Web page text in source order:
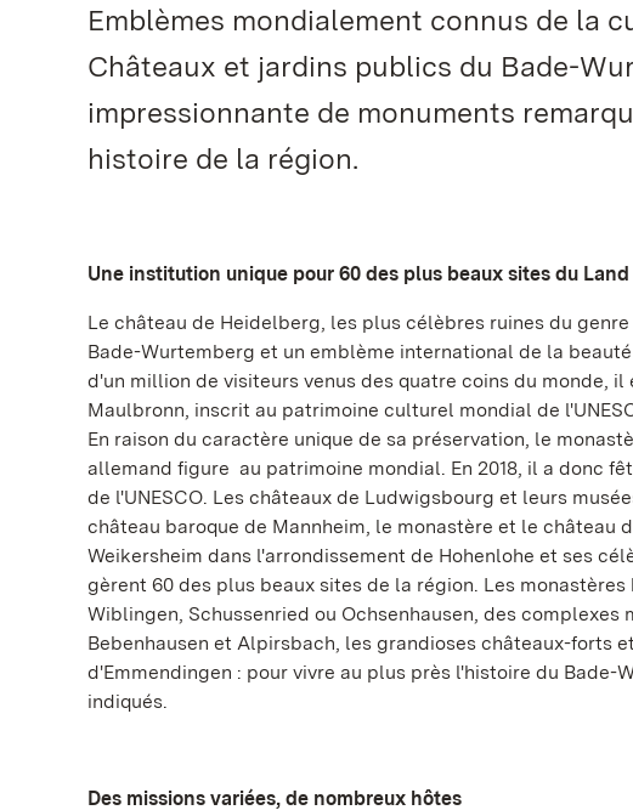
Emblèmes mondialement connus de la
Châteaux et jardins publics du Bade-
impressionnante de monuments
histoire de la région.
Une institution unique pour 60 des plus beaux sites du Land
Le château de Heidelberg, les plus célèbres ruines du
Bade-Wurtemberg et un emblème international de la
d'un million de visiteurs venus des quatre coins du monde,
Maulbronn, inscrit au patrimoine culturel mondial de
En raison du caractère unique de sa préservation, le
allemand figure au patrimoine mondial. En 2018, il a donc
de l'UNESCO. Les châteaux de Ludwigsbourg et leurs
château baroque de Mannheim, le monastère et le château
Weikersheim dans l'arrondissement de Hohenlohe et ses
gèrent 60 des plus beaux sites de la région. Les
Wiblingen, Schussenried ou Ochsenhausen, des
Bebenhausen et Alpirsbach, les grandioses châteaux-forts
d'Emmendingen : pour vivre au plus près l'histoire du
indiqués.
Des missions variées, de nombreux hôtes